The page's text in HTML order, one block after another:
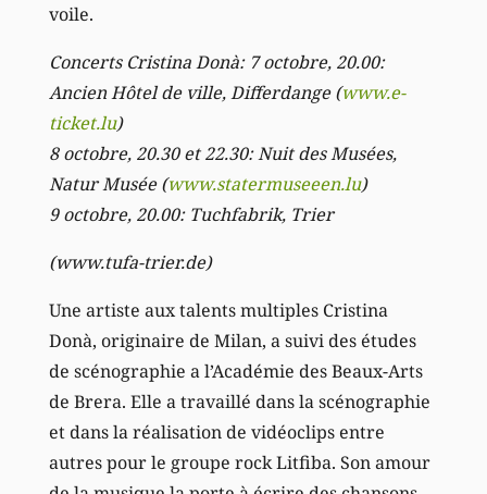
voile.
Concerts Cristina Donà: 7 octobre, 20.00:
Ancien Hôtel de ville, Differdange (www.e-
ticket.lu)
8 octobre, 20.30 et 22.30: Nuit des Musées,
Natur Musée (www.statermuseeen.lu)
9 octobre, 20.00: Tuchfabrik, Trier
(www.tufa-trier.de)
Une artiste aux talents multiples Cristina
Donà, originaire de Milan, a suivi des études
de scénographie a l’Académie des Beaux-Arts
de Brera. Elle a travaillé dans la scénographie
et dans la réalisation de vidéoclips entre
autres pour le groupe rock Litfiba. Son amour